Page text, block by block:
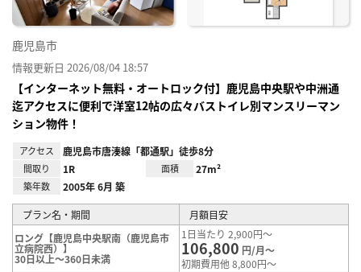
鹿児島市
情報更新日 2026/08/04 18:57
【インターネット無料・オートロック付】鹿児島中央駅や中洲通
迄アクセスに便利で洋室12帖の広々バストイレ別マンスリーマン
ション物件！
アクセス 鹿児島市唐湊線「都通駅」徒歩8分
間取り 1R 面積 27m²
築年数 2005年 6月 築
プラン名・期間
月額目安
ロング【鹿児島中央駅南（鹿児島市
立病院西）】
30日以上～360日未満
1日当たり 2,900円～
106,800 円/月～
初期費用他 8,800円～